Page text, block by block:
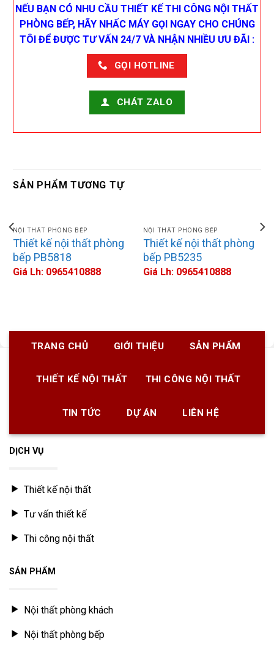
NẾU BẠN CÓ NHU CẦU THIẾT KẾ THI CÔNG NỘI THẤT
PHÒNG BẾP, HÃY NHẤC MÁY GỌI NGAY CHO CHÚNG
TÔI ĐỂ ĐƯỢC TƯ VẤN 24/7 VÀ NHẬN NHIỀU ƯU ĐÃI :
GỌI HOTLINE
CHÁT ZALO
SẢN PHẨM TƯƠNG TỰ
NỘI THẤT PHÒNG BẾP
Thiết kế nội thất phòng
bếp PB5818
Giá Lh: 0965410888
NỘI THẤT PHÒNG BẾP
Thiết kế nội thất phòng
bếp PB5235
Giá Lh: 0965410888
TRANG CHỦ GIỚI THIỆU SẢN PHẨM
THIẾT KẾ NỘI THẤT THI CÔNG NỘI THẤT
TIN TỨC DỰ ÁN LIÊN HỆ
DỊCH VỤ
Thiết kế nội thất
Tư vấn thiết kế
Thi công nội thất
SẢN PHẨM
Nội thất phòng khách
Nội thất phòng bếp